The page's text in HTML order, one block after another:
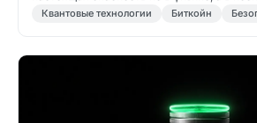
Квантовые технологии Биткойн